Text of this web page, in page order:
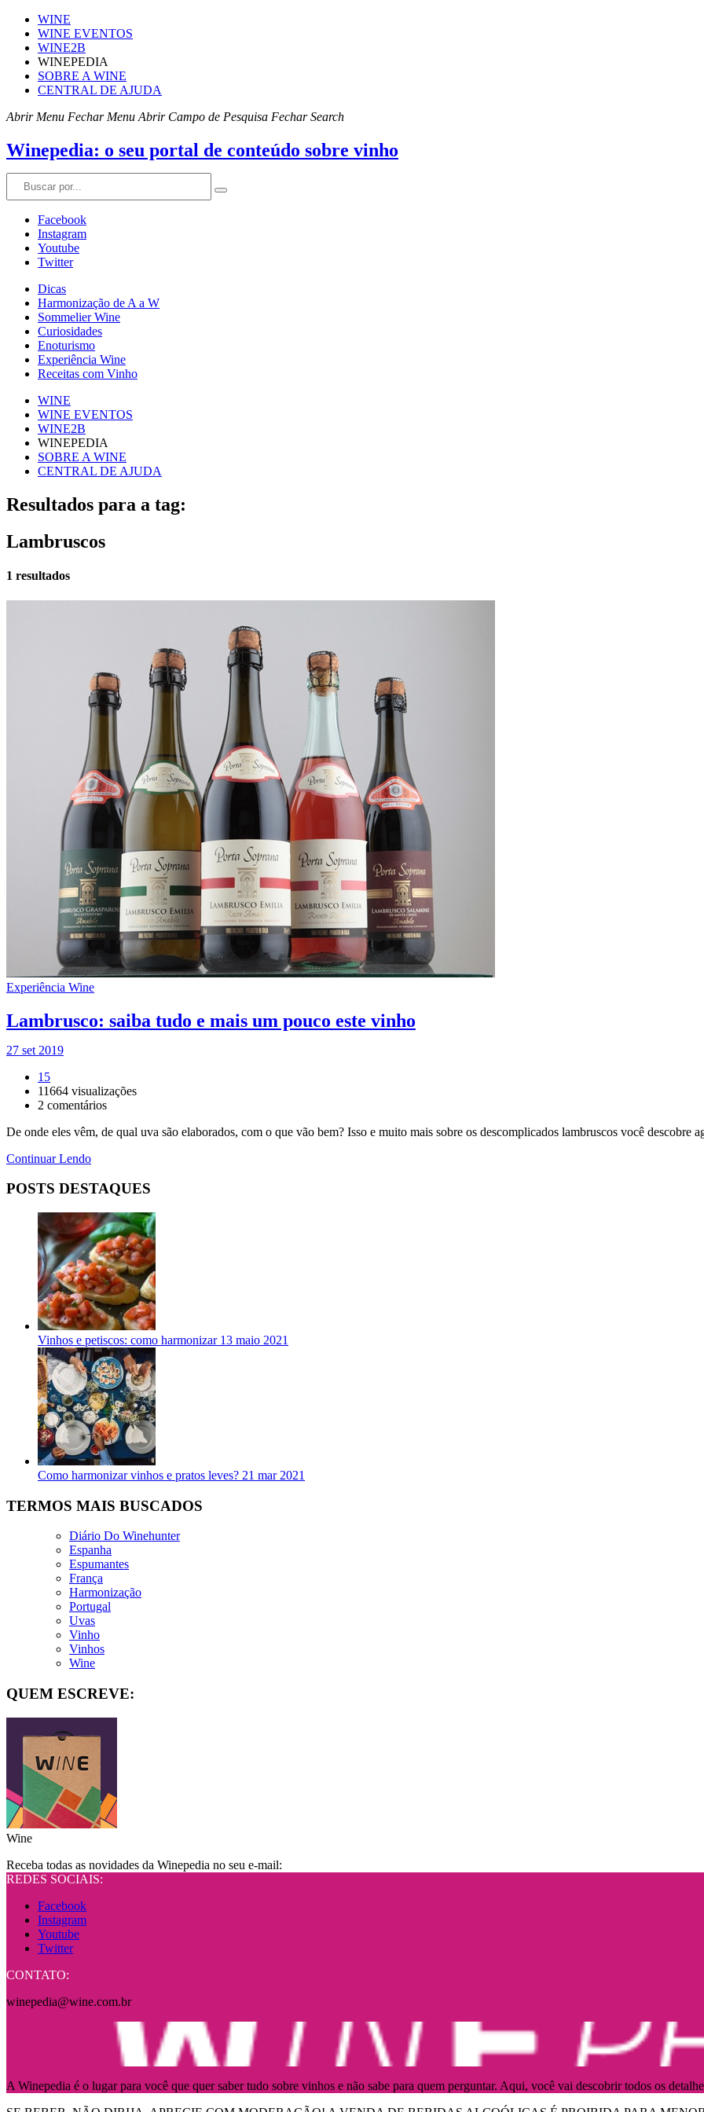
WINE
WINE EVENTOS
WINE2B
WINEPEDIA
SOBRE A WINE
CENTRAL DE AJUDA
Abrir Menu Fechar Menu Abrir Campo de Pesquisa Fechar Search
Winepedia: o seu portal de conteúdo sobre vinho
Facebook
Instagram
Youtube
Twitter
Dicas
Harmonização de A a W
Sommelier Wine
Curiosidades
Enoturismo
Experiência Wine
Receitas com Vinho
WINE
WINE EVENTOS
WINE2B
WINEPEDIA
SOBRE A WINE
CENTRAL DE AJUDA
Resultados para a tag:
Lambruscos
1 resultados
Experiência Wine
Lambrusco: saiba tudo e mais um pouco este vinho
27 set 2019
15
11664 visualizações
2 comentários
De onde eles vêm, de qual uva são elaborados, com o que vão bem? Isso e muito mais sobre os descomplicados lambruscos você descobre
Continuar Lendo
POSTS DESTAQUES
Vinhos e petiscos: como harmonizar 13 maio 2021
Como harmonizar vinhos e pratos leves? 21 mar 2021
TERMOS MAIS BUSCADOS
Diário Do Winehunter
Espanha
Espumantes
França
Harmonização
Portugal
Uvas
Vinho
Vinhos
Wine
QUEM ESCREVE:
Wine
Receba todas as novidades da Winepedia no seu e-mail:
REDES SOCIAIS:
Facebook
Instagram
Youtube
Twitter
CONTATO:
winepedia@wine.com.br
A Winepedia é o lugar para você que quer saber tudo sobre vinhos e não sabe para quem perguntar. Aqui, você vai descobrir todos os